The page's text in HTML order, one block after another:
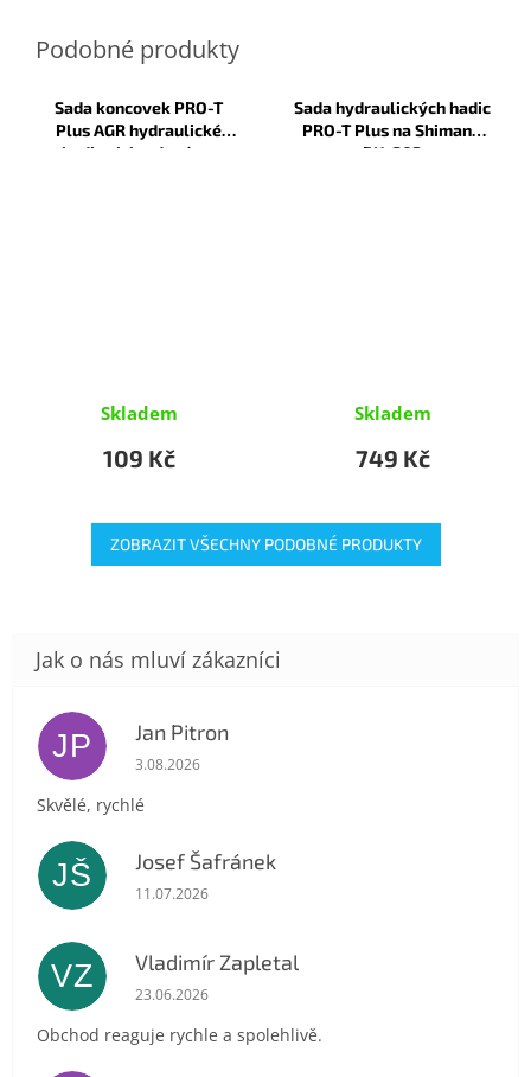
Sada koncovek PRO-T
Plus AGR hydraulické
hadice k brzdovému
Skladem
109 Kč
Sada hydraulických hadic
PRO-T Plus na Shimano
BH-203
Skladem
749 Kč
ZOBRAZIT VŠECHNY PODOBNÉ PRODUKTY
JP Jan Pitron
Hodnocení obchodu je 5 z 5 hvězdiček.
3.08.2026
Skvělé, rychlé
JŠ Josef Šafránek
Hodnocení obchodu je 5 z 5 hvězdiček.
11.07.2026
VZ Vladimír Zapletal
Hodnocení obchodu je 5 z 5 hvězdiček.
23.06.2026
Obchod reaguje rychle a spolehlivě.